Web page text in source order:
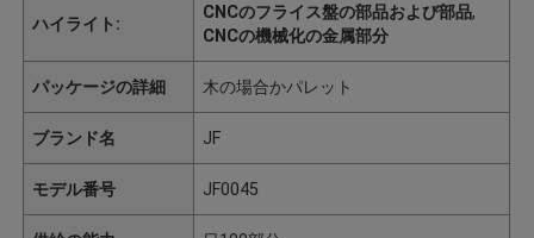
ハイライト:
CNCのフライス盤の部品および部品,
CNCの機械化の金属部分
パッケージの詳細 木の場合かパレット
ブランド名 JF
モデル番号 JF0045